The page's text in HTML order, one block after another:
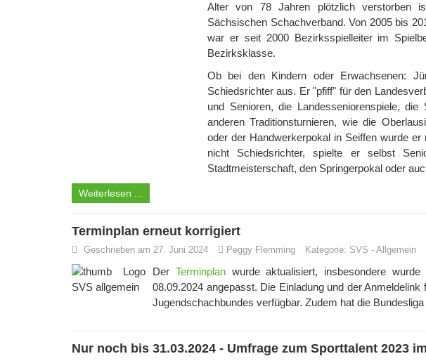
Alter von 78 Jahren plötzlich verstorben
Sächsischen Schachverband. Von 2005 bis
war er seit 2000 Bezirksspielleiter im
Bezirksklasse.
Ob bei den Kindern oder Erwachsenen:
Schiedsrichter aus. Er "pfiff" für den
und Senioren, die Landesseniorenspiele,
anderen Traditionsturnieren, wie die
oder der Handwerkerpokal in Seiffen wurde
nicht Schiedsrichter, spielte er selbst
Stadtmeisterschaft, den Springerpokal oder
Weiterlesen ...
Terminplan erneut korrigiert
Geschrieben am 27. Juni 2024 Peggy Flemming Kategorie: SVS - Allgemein
Der Terminplanwurde aktualisiert, insbesondere
08.09.2024 angepasst. Die Einladung und der
Jugendschachbundes verfügbar. Zudem hat die
Nur noch bis 31.03.2024 - Umfrage zum Sporttalent 2023